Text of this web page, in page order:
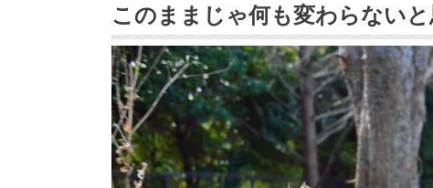
このままじゃ何も変わらない